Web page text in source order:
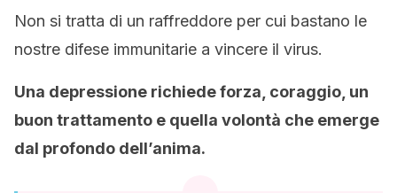
Non si tratta di un raffreddore per cui bastano le
nostre difese immunitarie a vincere il virus.
Una depressione richiede forza, coraggio, un
buon trattamento e quella volontà che emerge
dal profondo dell’anima.